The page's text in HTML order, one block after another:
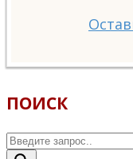
ПОИСК